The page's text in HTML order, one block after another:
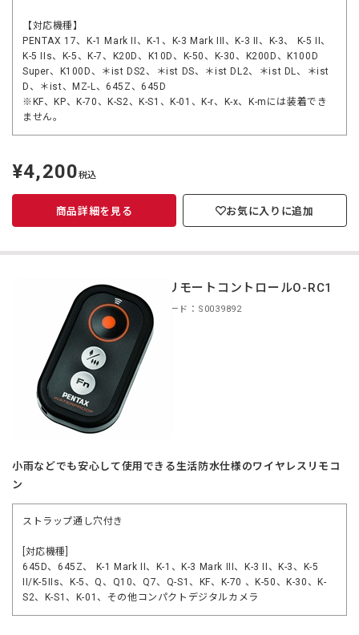
【対応機種】
PENTAX 17、K-1 Mark II、K-1、K-3 Mark III、K-3 II、K-3、 K-5 II、
K-5 IIs、K-5、K-7、K20D、K10D、K-50、K-30、K200D、K100D
Super、K100D、＊ist DS2、＊ist DS、＊ist DL2、＊ist DL、＊ist
D、＊ist、MZ-L、645Z、645D
※KF、KP、K-70、K-S2、K-S1、K-01、K-r、K-x、K-mには装着でき
ません。
定
価
¥4,200税込
商品詳細を見る お気に入りに追加
防水リモートコントロールO-RC1
商品コード：S0039892
小雨などでも安心して使用できる生活防水仕様のワイヤレスリモコ
ン
ストラップ通し穴付き
[対応機種]
645D、645Z、 K-1 Mark II、K-1、K-3 Mark III、K-3 II、K-3、K-5
II/K-5IIs、K-5、Q、Q10、Q7、Q-S1、KF、K-70 、K-50、K-30、K-
S2、K-S1、K-01、その他コンパクトデジタルカメラ